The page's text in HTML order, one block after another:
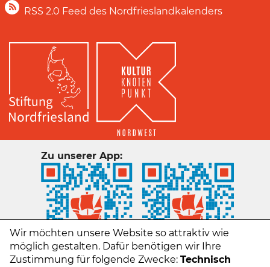
RSS 2.0 Feed des Nordfrieslandkalenders
Zu unserer App:
Wir möchten unsere Website so attraktiv wie
möglich gestalten. Dafür benötigen wir Ihre
Zustimmung für folgende Zwecke: Technisch